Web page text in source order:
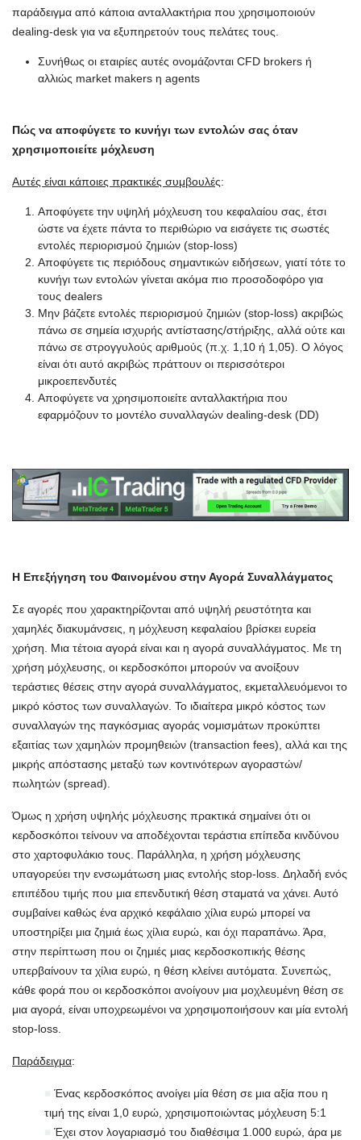
παράδειγμα από κάποια ανταλλακτήρια που χρησιμοποιούν
dealing-desk για να εξυπηρετούν τους πελάτες τους.
Συνήθως οι εταιρίες αυτές ονομάζονται CFD brokers ή
αλλιώς market makers η agents
Πώς να αποφύγετε το κυνήγι των εντολών σας όταν
χρησιμοποιείτε μόχλευση
Αυτές είναι κάποιες πρακτικές συμβουλές:
Αποφύγετε την υψηλή μόχλευση του κεφαλαίου σας, έτσι
ώστε να έχετε πάντα το περιθώριο να εισάγετε τις σωστές
εντολές περιορισμού ζημιών (stop-loss)
Αποφύγετε τις περιόδους σημαντικών ειδήσεων, γιατί τότε το
κυνήγι των εντολών γίνεται ακόμα πιο προσοδοφόρο για
τους dealers
Μην βάζετε εντολές περιορισμού ζημιών (stop-loss) ακριβώς
πάνω σε σημεία ισχυρής αντίστασης/στήριξης, αλλά ούτε και
πάνω σε στρογγυλούς αριθμούς (π.χ. 1,10 ή 1,05). Ο λόγος
είναι ότι αυτό ακριβώς πράττουν οι περισσότεροι
μικροεπενδυτές
Αποφύγετε να χρησιμοποιείτε ανταλλακτήρια που
εφαρμόζουν το μοντέλο συναλλαγών dealing-desk (DD)
Η Επεξήγηση του Φαινομένου στην Αγορά Συναλλάγματος
Σε αγορές που χαρακτηρίζονται από υψηλή ρευστότητα και
χαμηλές διακυμάνσεις, η μόχλευση κεφαλαίου βρίσκει ευρεία
χρήση. Μια τέτοια αγορά είναι και η αγορά συναλλάγματος. Με τη
χρήση μόχλευσης, οι κερδοσκόποι μπορούν να ανοίξουν
τεράστιες θέσεις στην αγορά συναλλάγματος, εκμεταλλευόμενοι το
μικρό κόστος των συναλλαγών. Το ιδιαίτερα μικρό κόστος των
συναλλαγών της παγκόσμιας αγοράς νομισμάτων προκύπτει
εξαιτίας των χαμηλών προμηθειών (transaction fees), αλλά και της
μικρής απόστασης μεταξύ των κοντινότερων αγοραστών/
πωλητών (spread).
Όμως η χρήση υψηλής μόχλευσης πρακτικά σημαίνει ότι οι
κερδοσκόποι τείνουν να αποδέχονται τεράστια επίπεδα κινδύνου
στο χαρτοφυλάκιο τους. Παράλληλα, η χρήση μόχλευσης
υπαγορεύει την ενσωμάτωση μιας εντολής stop-loss. Δηλαδή ενός
επιπέδου τιμής που μια επενδυτική θέση σταματά να χάνει. Αυτό
συμβαίνει καθώς ένα αρχικό κεφάλαιο χίλια ευρώ μπορεί να
υποστηρίξει μια ζημιά έως χίλια ευρώ, και όχι παραπάνω. Άρα,
στην περίπτωση που οι ζημιές μιας κερδοσκοπικής θέσης
υπερβαίνουν τα χίλια ευρώ, η θέση κλείνει αυτόματα. Συνεπώς,
κάθε φορά που οι κερδοσκόποι ανοίγουν μια μοχλευμένη θέση σε
μια αγορά, είναι υποχρεωμένοι να χρησιμοποιήσουν και μία εντολή
stop-loss.
Παράδειγμα:
Ένας κερδοσκόπος ανοίγει μία θέση σε μια αξία που η
τιμή της είναι 1,0 ευρώ, χρησιμοποιώντας μόχλευση 5:1
Έχει στον λογαριασμό του διαθέσιμα 1.000 ευρώ, άρα με